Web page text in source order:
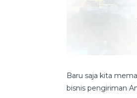
Baru saja kita
bisnis pengiriman